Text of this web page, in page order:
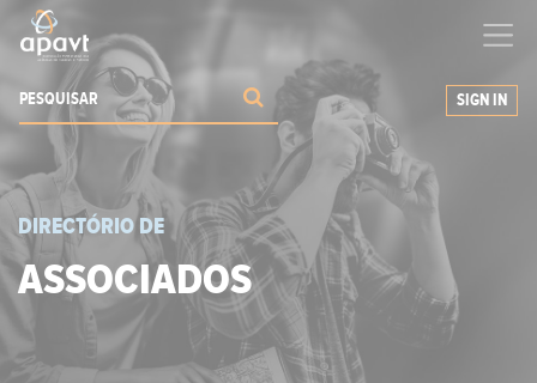
a expandir os seus negócios
SIGN IN
DIRECTÓRIO DE
ASSOCIADOS